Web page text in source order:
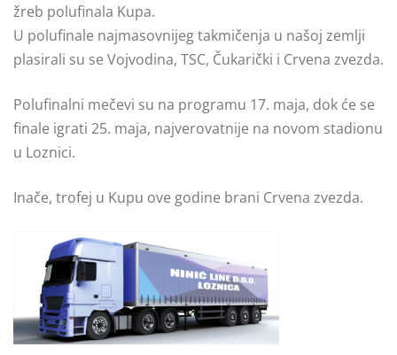
žreb polufinala Kupa.
U polufinale najmasovnijeg takmičenja u našoj zemlji
plasirali su se Vojvodina, TSC, Čukarički i Crvena zvezda.
Polufinalni mečevi su na programu 17. maja, dok će se
finale igrati 25. maja, najverovatnije na novom stadionu
u Loznici.
Inače, trofej u Kupu ove godine brani Crvena zvezda.